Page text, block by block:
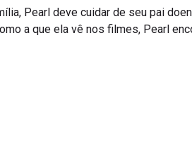
Pearl deve cuidar de seu pai
a que ela vê nos filmes, Pearl